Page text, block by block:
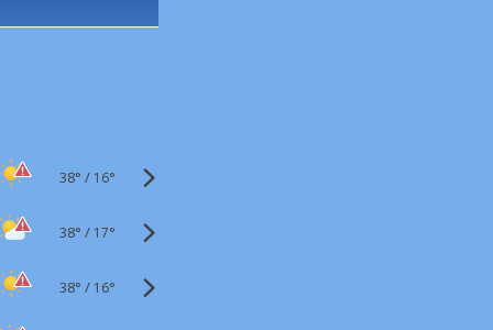
38° / 16°
38° / 17°
38° / 16°